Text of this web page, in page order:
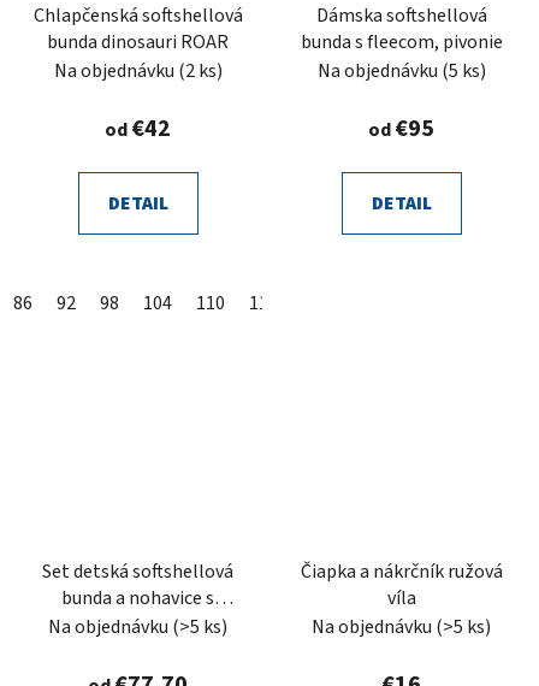
Chlapčenská softshellová
bunda dinosauri ROAR
Na objednávku (2 ks)
od€42
DETAIL
86 92 98 104 110 116
Dámska softshellová
bunda s fleecom, pivonie
Na objednávku (5 ks)
od€95
DETAIL
Set detská softshellová
bunda a nohavice s
fleecom ružová víla
Na objednávku (>5 ks)
Čiapka a nákrčník ružová
víla
Na objednávku (>5 ks)